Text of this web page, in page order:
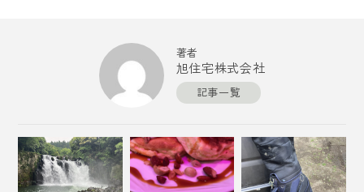
著者
旭住宅株式会社
記事一覧